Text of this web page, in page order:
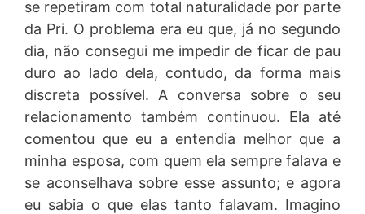
se repetiram com total naturalidade por parte
da Pri. O problema era eu que, já no segundo
dia, não consegui me impedir de ficar de pau
duro ao lado dela, contudo, da forma mais
discreta possível. A conversa sobre o seu
relacionamento também continuou. Ela até
comentou que eu a entendia melhor que a
minha esposa, com quem ela sempre falava e
se aconselhava sobre esse assunto; e agora
eu sabia o que elas tanto falavam. Imagino